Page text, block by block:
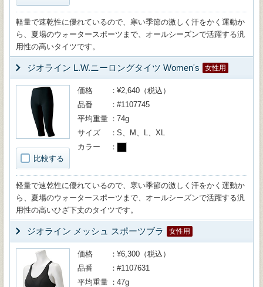
軽量で速乾性に優れているので、寒い季節の激しく汗をかく運動か
ら、夏場のウォータースポーツまで、オールシーズンで活躍する汎
用性の高いタイツです。
ジオライン L.W.ニーロングタイツ Women's 女性用
比較する
価格
¥2,640（税込）
品番
#1107745
平均重量
74g
サイズ
S、M、L、XL
カラー
軽量で速乾性に優れているので、寒い季節の激しく汗をかく運動か
ら、夏場のウォータースポーツまで、オールシーズンで活躍する汎
用性の高いひざ下丈のタイツです。
ジオライン メッシュ スポーツブラ 女性用
価格
¥6,300（税込）
品番
#1107631
平均重量
47g